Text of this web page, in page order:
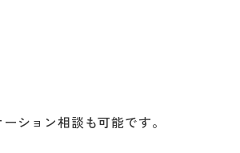
ション相談も可能です。